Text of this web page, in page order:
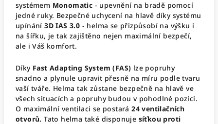
systémem Monomatic - upevnění na bradě pomocí
jedné ruky. Bezpečné uchycení na hlavě díky systému
upínání3D IAS 3.0 - helma se přizpůsobí na výšku i
na šířku, je tak zajištěno nejen maximální bezpečí,
ale i Váš komfort.
Díky Fast Adapting System (FAS) lze popruhy
snadno a plynule upravit přesně na míru podle tvaru
vaší tváře. Helma tak zůstane bezpečně na hlavě ve
všech situacích a popruhy budou v pohodlné pozici.
O maximální ventilaci se postará24 ventilačních
otvorů. Tato helma také disponuje síťkou proti